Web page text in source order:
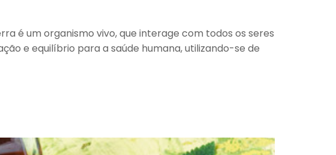
é um organismo vivo, que interage com todos os seres
e equilíbrio para a saúde humana, utilizando-se de